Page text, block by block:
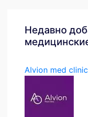
Недавно
Alvion med clinic